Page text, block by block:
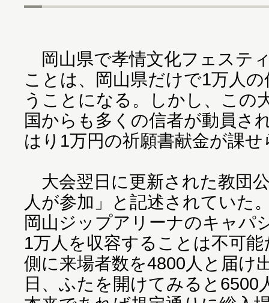
岡山県で孝情文化フェステ
ことは、岡山県だけで1万人
うことになる。しかし、この
国からも多くの信者が動員さ
はり1万円の祈願書献金が課
大会翌日に更新された教団
人が参加」と記述されていた
岡山ジップアリーナのキャパ
1万人を収容することは不可
側に来場者数を4800人と届け
日、ふたを開けてみると6500